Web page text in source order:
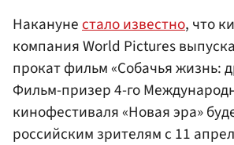
Наканунестало известно, что
компания World Pictures
прокат фильм «Собачья жизнь:
Фильм-призер 4-го
кинофестиваля «Новая эра»
российским зрителям с 11